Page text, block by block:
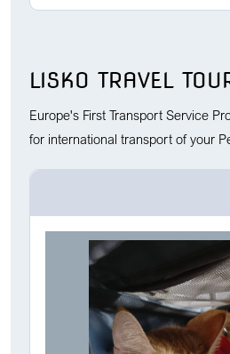
LISKO TRAVEL
Europe's First Transport Service
for international transport of your